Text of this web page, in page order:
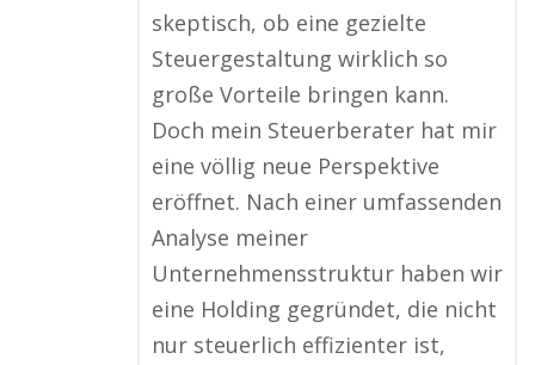
skeptisch, ob eine gezielte
Steuergestaltung wirklich so
große Vorteile bringen kann.
Doch mein Steuerberater hat mir
eine völlig neue Perspektive
eröffnet. Nach einer umfassenden
Analyse meiner
Unternehmensstruktur haben wir
eine Holding gegründet, die nicht
nur steuerlich effizienter ist,